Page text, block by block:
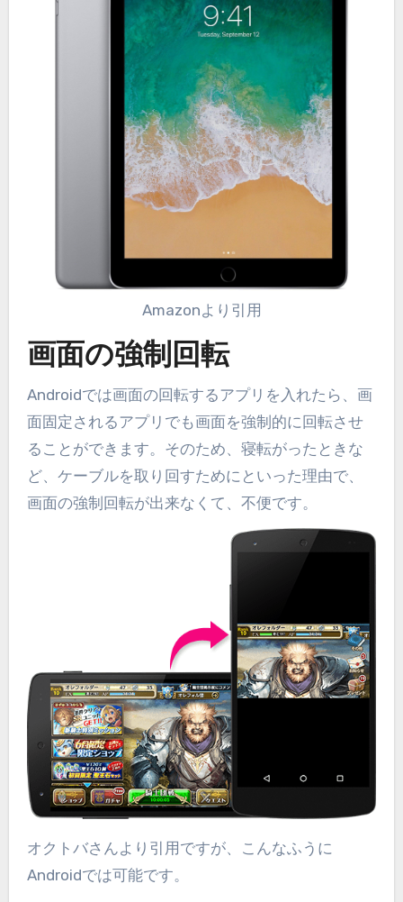
Amazonより引用
画面の強制回転
Androidでは画面の回転するアプリを入れたら、画
面固定されるアプリでも画面を強制的に回転させ
ることができます。そのため、寝転がったときな
ど、ケーブルを取り回すためにといった理由で、
画面の強制回転が出来なくて、不便です。
オクトバさんより引用ですが、こんなふうに
Androidでは可能です。